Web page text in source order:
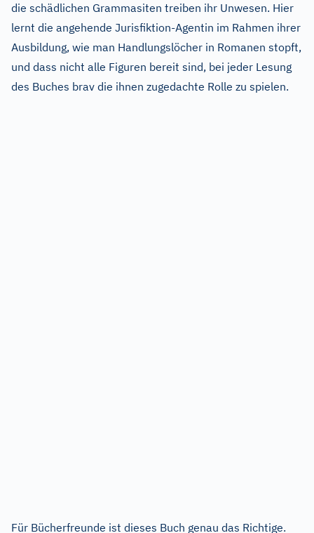
die schädlichen Grammasiten treiben ihr Unwesen. Hier
lernt die angehende Jurisfiktion-Agentin im Rahmen ihrer
Ausbildung, wie man Handlungslöcher in Romanen stopft,
und dass nicht alle Figuren bereit sind, bei jeder Lesung
des Buches brav die ihnen zugedachte Rolle zu spielen.
Für Bücherfreunde ist dieses Buch genau das Richtige.